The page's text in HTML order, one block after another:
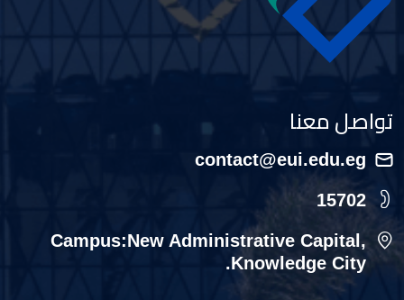
تواصل معنا
contact@eui.edu.eg
15702
Campus:New Administrative Capital,
Knowledge City.